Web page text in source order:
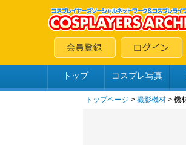
トップ コスプレ写真
トップページ > 撮影機材 > 機